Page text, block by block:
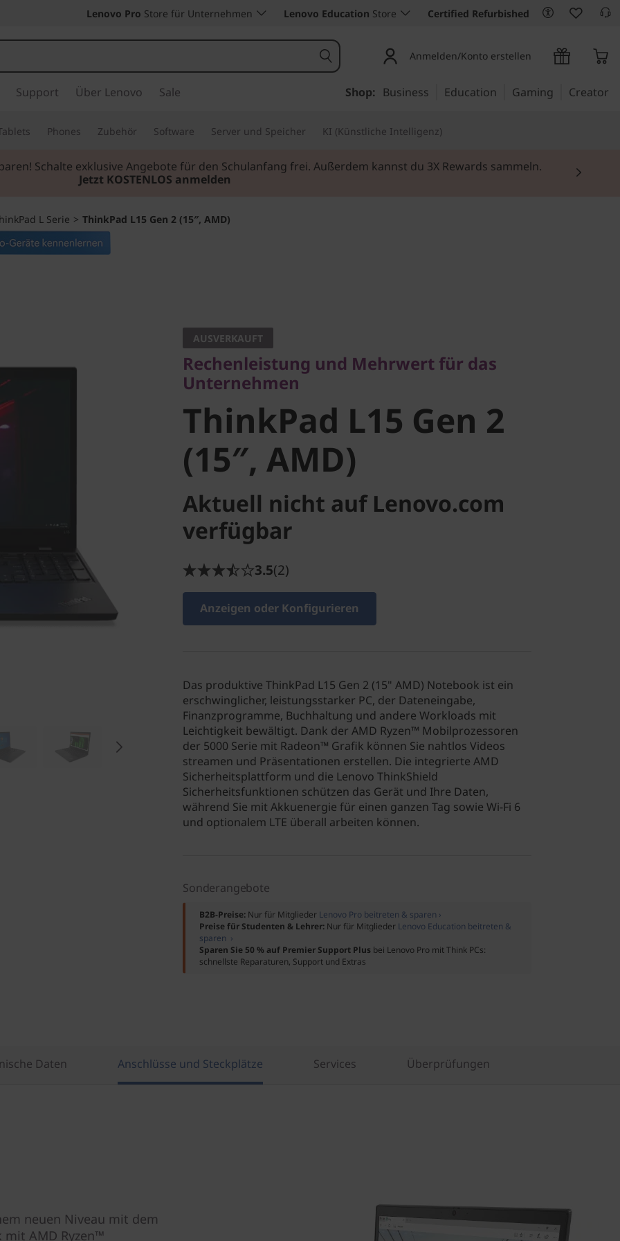
Lenovo Pro Store für Unternehmen Lenovo Education Store Certified Refurbished
Anmelden/Konto erstellen
Support Über Lenovo Sale Shop: Business Education Gaming Creator
Phones Zubehör Software Server und Speicher KI (Künstliche Intelligenz)
Schalte exklusive Angebote für den Schulanfang frei. Außerdem kannst du 3X Rewards sammeln.
Jetzt KOSTENLOS anmelden
L Serie > ThinkPad L15 Gen 2 (15″, AMD)
Unternehmen
ThinkPad L15 Gen 2
(15″, AMD)
AUSVERKAUFT
Rechenleistung und Mehrwert für das
Unternehmen
ThinkPad L15 Gen 2
(15″, AMD)
Aktuell nicht auf Lenovo.com
verfügbar
3.5(2)
Anzeigen oder Konfigurieren
Das produktive ThinkPad L15 Gen 2 (15" AMD) Notebook ist ein
erschwinglicher, leistungsstarker PC, der Dateneingabe,
Finanzprogramme, Buchhaltung und andere Workloads mit
Leichtigkeit bewältigt. Dank der AMD Ryzen™ Mobilprozessoren
der 5000 Serie mit Radeon™ Grafik können Sie nahtlos Videos
streamen und Präsentationen erstellen. Die integrierte AMD
Sicherheitsplattform und die Lenovo ThinkShield
Sicherheitsfunktionen schützen das Gerät und Ihre Daten,
während Sie mit Akkuenergie für einen ganzen Tag sowie Wi-Fi 6
und optionalem LTE überall arbeiten können.
Sonderangebote
B2B-Preise: Nur für Mitglieder Lenovo Pro beitreten & sparen ›
Preise für Studenten & Lehrer: Nur für Mitglieder Lenovo Education beitreten &
sparen ›
Sparen Sie 50 % auf Premier Support Plus bei Lenovo Pro mit Think PCs:
schnellste Reparaturen, Support und Extras
Daten Anschlüsse und Steckplätze Services Überprüfungen
neuen Niveau mit dem
mit AMD Ryzen™